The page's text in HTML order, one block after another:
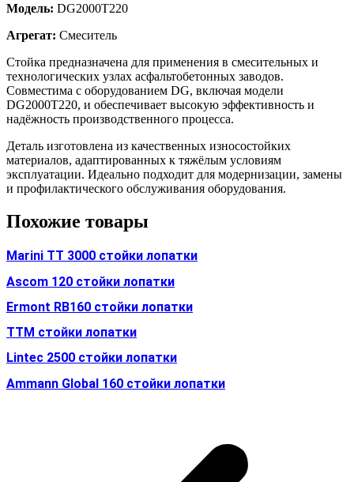
Модель: DG2000T220
Агрегат: Смеситель
Стойка предназначена для применения в смесительных и
технологических узлах асфальтобетонных заводов.
Совместима с оборудованием DG, включая модели
DG2000T220, и обеспечивает высокую эффективность и
надёжность производственного процесса.
Деталь изготовлена из качественных износостойких
материалов, адаптированных к тяжёлым условиям
эксплуатации. Идеально подходит для модернизации, замены
и профилактического обслуживания оборудования.
Похожие товары
Marini TT 3000 стойки лопатки
Ascom 120 стойки лопатки
Ermont RB160 стойки лопатки
TTM стойки лопатки
Lintec 2500 стойки лопатки
Ammann Global 160 стойки лопатки